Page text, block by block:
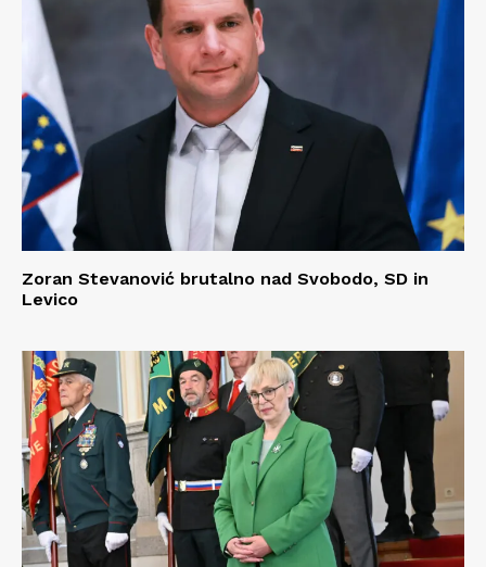
Zoran Stevanović brutalno nad Svobodo, SD in
Levico